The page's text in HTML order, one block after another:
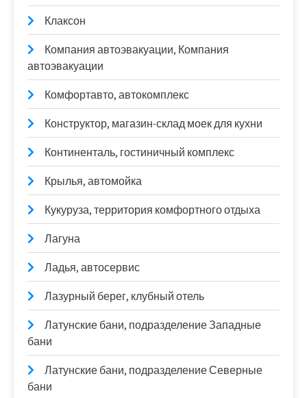
Клаксон
Компания автоэвакуации, Компания
автоэвакуации
Комфортавто, автокомплекс
Конструктор, магазин-склад моек для кухни
Континенталь, гостиничный комплекс
Крылья, автомойка
Кукуруза, территория комфортного отдыха
Лагуна
Ладья, автосервис
Лазурный берег, клубный отель
Латунские бани, подразделение Западные
бани
Латунские бани, подразделение Северные
бани